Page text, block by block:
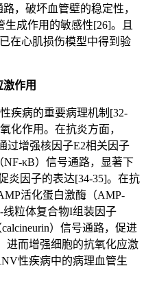
，破坏血管壁的稳定性，
成作用的敏感性[26]。且
在心肌损伤模型中得到验
作用
疾病的重要病理机制[32-
化作用。在抗炎方面，
过增强核因子E2相关因子
κB）信号通路，显著下
炎因子的表达[34-35]。在抗
活化蛋白激酶（AMP-
-线粒体复合物I组装因子
）信号通路，促进
进而增强细胞的抗氧化应激
性疾病中的病理血管生